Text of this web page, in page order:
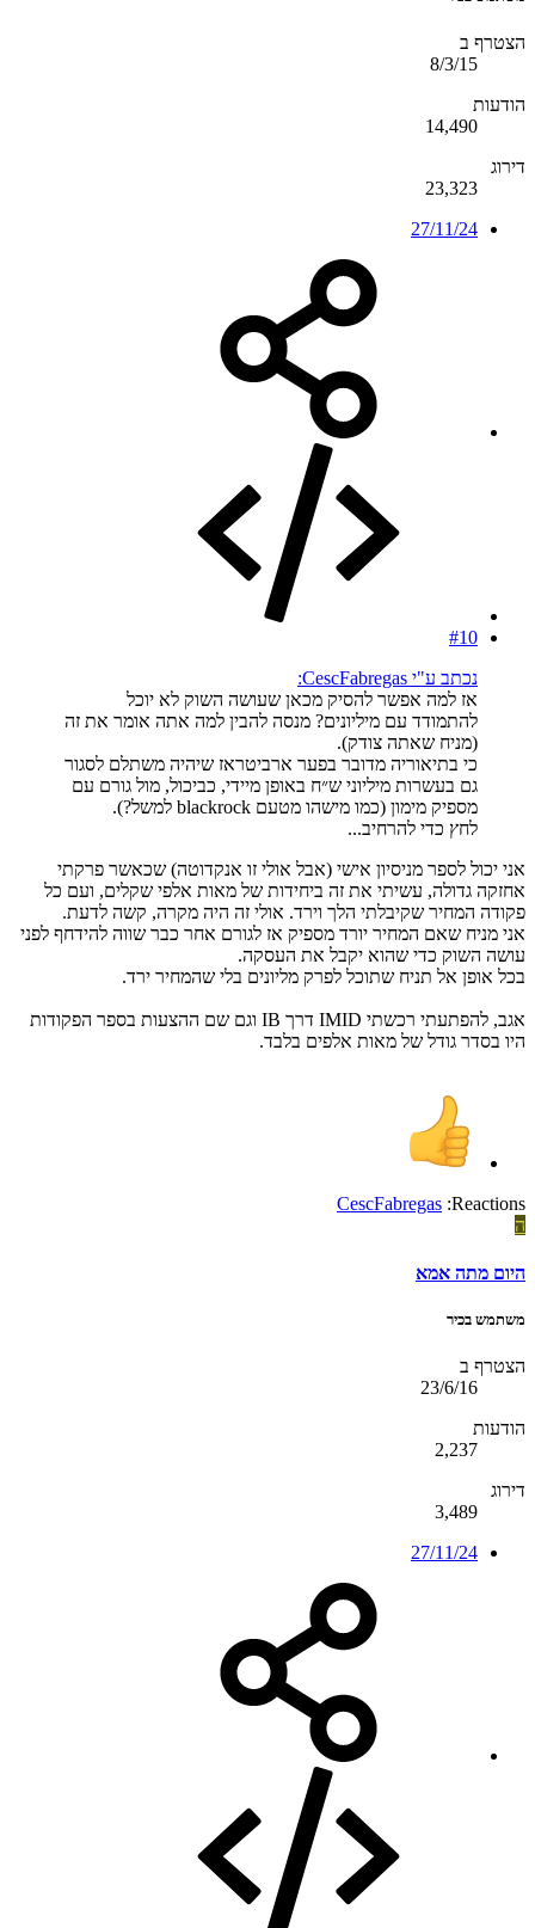
הצטרף ב
8/3/15
הודעות
14,490
דירוג
23,323
27/11/24
#10
נכתב ע"י CescFabregas:
אז למה אפשר להסיק מכאן שעושה השוק לא יוכל
להתמודד עם מיליונים? מנסה להבין למה אתה אומר את זה
(מניח שאתה צודק).
כי בתיאוריה מדובר בפער ארביטראז שיהיה משתלם לסגור
גם בעשרות מיליוני ש״ח באופן מיידי, כביכול, מול גורם עם
מספיק מימון (כמו מישהו מטעם blackrock למשל?).
לחץ כדי להרחיב...
אני יכול לספר מניסיון אישי (אבל אולי זו אנקדוטה) שכאשר פרקתי
אחזקה גדולה, עשיתי את זה ביחידות של מאות אלפי שקלים, ועם כל
פקודה המחיר שקיבלתי הלך וירד. אולי זה היה מקרה, קשה לדעת.
אני מניח שאם המחיר יורד מספיק אז לגורם אחר כבר שווה להידחף לפני
עושה השוק כדי שהוא יקבל את העסקה.
בכל אופן אל תניח שתוכל לפרק מליונים בלי שהמחיר ירד.
אגב, להפתעתי רכשתי IMID דרך IB וגם שם ההצעות בספר הפקודות
היו בסדר גודל של מאות אלפים בלבד.
Reactions:
CescFabregas
ה
היום מתה אמא
משתמש בכיר
הצטרף ב
23/6/16
הודעות
2,237
דירוג
3,489
27/11/24